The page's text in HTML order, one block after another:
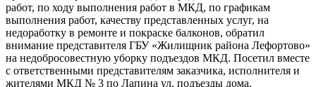
работ, по ходу выполнения работ в МКД, по графикам
выполнения работ, качеству представленных услуг, на
недоработку в ремонте и покраске балконов, обратил
внимание представителя ГБУ «Жилищник района Лефортово»
на недобросовестную уборку подъездов МКД. Посетил вместе
с ответственными представителям заказчика, исполнителя и
жителями МКД № 3 по Лапина ул. подъезды дома,